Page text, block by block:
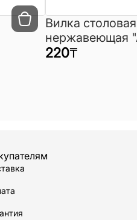
Вилка столовая
нержавеющая
Appetite
220₸